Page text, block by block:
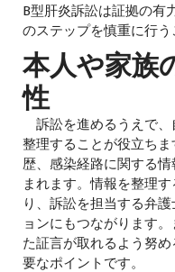
B型肝炎訴訟は証拠の有
のステップを慎重に行う
本人や家族
性
訴訟を進めるうえで、
整理することが役立ち
歴、感染経路に関する
まれます。情報を整理
り、訴訟を担当する弁
ョンにもつながります
た証言が取れるよう努
要なポイントです。